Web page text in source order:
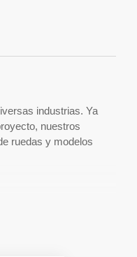
industrias. Ya
nuestros
ruedas y modelos